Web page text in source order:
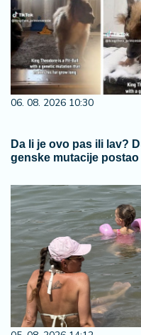
06. 08. 2026 10:30
Da li je ovo pas ili lav?
genske mutacije